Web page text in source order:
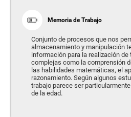
Memoria de Trabajo
Conjunto de procesos que nos
almacenamiento y manipulación
información para la realización de
complejas como la comprensión
las habilidades matemáticas, el
razonamiento. Según algunos
trabajo parece ser
de la edad.